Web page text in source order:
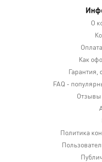
О
Как
Гарантия,
FAQ -
Отзывы
Политика